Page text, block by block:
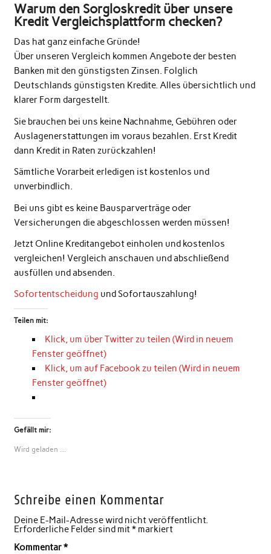
Warum den Sorgloskredit über unsere
Kredit Vergleichsplattform checken?
Das hat ganz einfache Gründe!
Über unseren Vergleich kommen Angebote der besten
Banken mit den günstigsten Zinsen. Folglich
Deutschlands günstigsten Kredite. Alles übersichtlich und
klarer Form dargestellt.
Sie brauchen bei uns keine Nachnahme, Gebühren oder
Auslagenerstattungen im voraus bezahlen. Erst Kredit
dann Kredit in Raten zurückzahlen!
Sämtliche Vorarbeit erledigen ist kostenlos und
unverbindlich.
Bei uns gibt es keine Bausparverträge oder
Versicherungen die abgeschlossen werden müssen!
Jetzt Online Kreditangebot einholen und kostenlos
vergleichen! Vergleich anschauen und abschließend
ausfüllen und absenden.
Sofortentscheidung und Sofortauszahlung!
Teilen mit:
Klick, um über Twitter zu teilen (Wird in neuem
Fenster geöffnet)
Klick, um auf Facebook zu teilen (Wird in neuem
Fenster geöffnet)
Gefällt mir:
Wird geladen …
Schreibe einen Kommentar
Deine E-Mail-Adresse wird nicht veröffentlicht.
Erforderliche Felder sind mit*markiert
Kommentar*